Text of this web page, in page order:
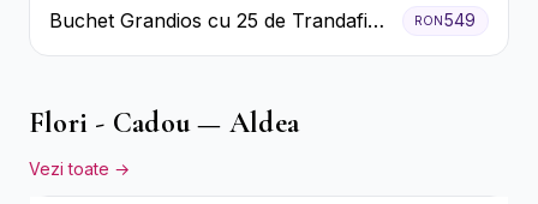
Buchet Grandios cu 25 de Trandafiri
Roșii
RON549
Flori - Cadou — Aldea
Vezi toate →